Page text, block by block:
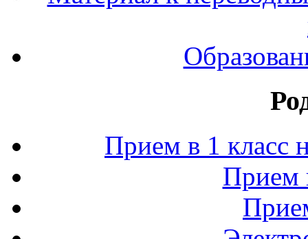
Прием в 1 класс
Прием